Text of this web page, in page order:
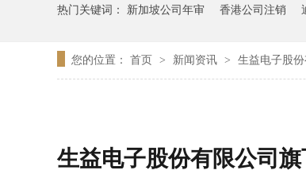
热门关键词： 新加坡公司年审 香港公司注销
您的位置： 首页 > 新闻资讯 > 生益电子股
生益电子股份有限公司